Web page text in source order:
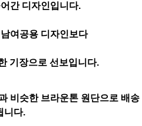
간 디자인입니다.
여공용 디자인보다
기장으로 선보입니다.
비슷한 브라운톤 원단으로 배송
니다.